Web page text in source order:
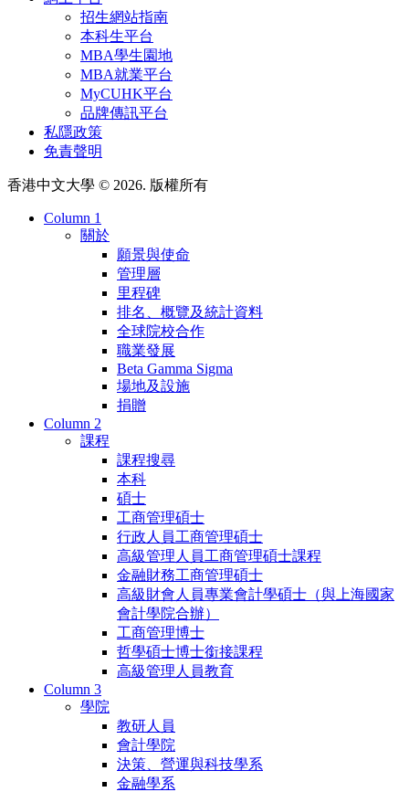
招生網站指南
本科生平台
MBA學生園地
MBA就業平台
MyCUHK平台
品牌傳訊平台
私隱政策
免責聲明
香港中文大學 © 2026. 版權所有
Column 1
關於
願景與使命
管理層
里程碑
排名、概覽及統計資料
全球院校合作
職業發展
Beta Gamma Sigma
場地及設施
捐贈
Column 2
課程
課程搜尋
本科
碩士
工商管理碩士
行政人員工商管理碩士
高級管理人員工商管理碩士課程
金融財務工商管理碩士
高級財會人員專業會計學碩士（與上海國家
會計學院合辦）
工商管理博士
哲學碩士博士銜接課程
高級管理人員教育
Column 3
學院
教研人員
會計學院
決策、營運與科技學系
金融學系